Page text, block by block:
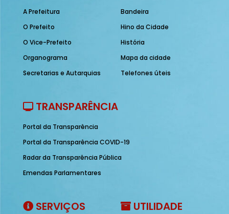
A Prefeitura
O Prefeito
O Vice-Prefeito
Organograma
Secretarias e Autarquias
Bandeira
Hino da Cidade
História
Mapa da cidade
Telefones úteis
TRANSPARÊNCIA
Portal da Transparência
Portal da Transparência COVID-19
Radar da Transparência Pública
Emendas Parlamentares
SERVIÇOS UTILIDADE